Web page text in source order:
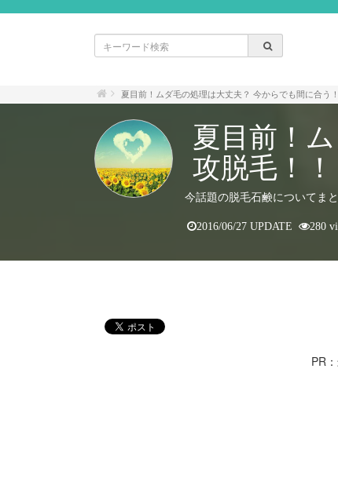
夏目前！ムダ毛の処理は大丈夫？ 今からでも間に合う
夏目前！
攻脱毛！！
今話題の脱毛石鹸についてまと
2016/06/27 UPDATE 280
PR：